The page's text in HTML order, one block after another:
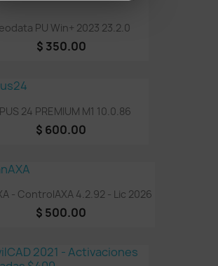
PU Win+ 2023 23.2.0
$ 350.00
24 PREMIUM M1 10.0.86
$ 600.00
- ControlAXA 4.2.92 - Lic 2026
$ 500.00